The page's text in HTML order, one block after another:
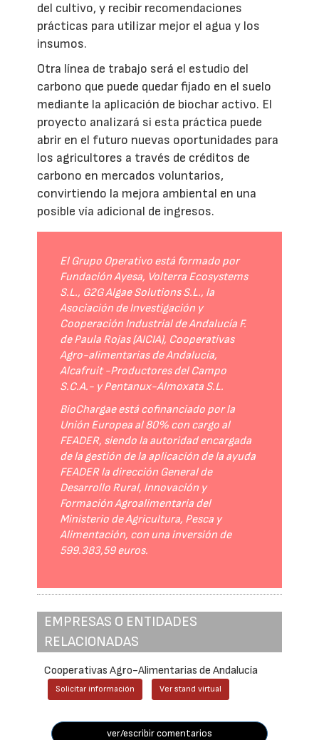
del cultivo, y recibir recomendaciones
prácticas para utilizar mejor el agua y los
insumos.
Otra línea de trabajo será el estudio del
carbono que puede quedar fijado en el suelo
mediante la aplicación de biochar activo. El
proyecto analizará si esta práctica puede
abrir en el futuro nuevas oportunidades para
los agricultores a través de créditos de
carbono en mercados voluntarios,
convirtiendo la mejora ambiental en una
posible vía adicional de ingresos.
El Grupo Operativo está formado por
Fundación Ayesa, Volterra Ecosystems
S.L., G2G Algae Solutions S.L., la
Asociación de Investigación y
Cooperación Industrial de Andalucía F.
de Paula Rojas (AICIA), Cooperativas
Agro-alimentarias de Andalucía,
Alcafruit -Productores del Campo
S.C.A.- y Pentanux-Almoxata S.L.
BioChargae está cofinanciado por la
Unión Europea al 80% con cargo al
FEADER, siendo la autoridad encargada
de la gestión de la aplicación de la ayuda
FEADER la dirección General de
Desarrollo Rural, Innovación y
Formación Agroalimentaria del
Ministerio de Agricultura, Pesca y
Alimentación, con una inversión de
599.383,59 euros.
EMPRESAS O ENTIDADES
RELACIONADAS
Cooperativas Agro-Alimentarias de Andalucía
Solicitar información Ver stand virtual
ver/escribir comentarios